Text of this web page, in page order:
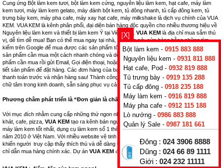
Cung ứng Bột làm kem tươi, bột làm kem cứng, nguyên liệu làm kem, hạt cafe, máy làm
kem tươi, máy làm kem gelato, máy đánh bột kem, tủ đông nhanh, tủ cấp đông kem, tủ
trưng bày kem, máy pha cafe, máy xay hạt cafe, máy milkshake là dịch vụ chính của VUA
KEM. VUA KEM là kênh phân phối, đại diện bán hàng độc quyền cho nhiều thương hiệu về
Nguyên liệu làm kem và thiết bị làm kem Ý tại Việt Nam. VUA KEM là địa chỉ mua sắm thú
vị, dễ tìm dễ mua! Bạn có thể mua ngay tại nhà, tại công sở, cửa hàng bằng những tìm
kiếm trên Google để mua được các sản phẩm tốt nhất. TạiVUA KEM! Bạn luôn tìm được
sản phẩm cần mua một cách nhanh chóng và dễ dàng. Lướt web, đọc thông tin, xem sản
phẩm cần mua rồi gửi Email, Gọi điện thoại, hoặc kích chuột vào mục đăt hàng trong chi
tiết sản phẩm để đặt hàng. Các đơn hàng của bạn sẽ đượcVUA KEMxử lý nhanh nhất,
thanh toán trước và nhận hàng sau! Thành công
VUA KEMhôm nay là nhờ vào chữ tín,
chữ tâm trong kinh doanh, sẵn sàng phục vụ cả tuần cho tất cả các thượng đế !
Phương châm phát triển là “Đơn giản là chất lượng”!
Với mục đích nhằm cung cấp những thứ ngon nhất, tốt nhất cho ngành kem, đồ uống giải
khát, cafe, pizza, VUA KEM tạo ra kênh bán nguyên liệu kem ngon, bột làm kem tốt nhất,
máy làm kem tốt nhất, dụng cụ làm kem số 1 thế giới, được hình thành và xây dựng từ
năm 2010 ở Việt Nam. Với nhiều website vệ tinh chạy trên mọi thiết bị PC, di dộng, tab…
khiến người truy cập thấy thích thú và dễ dàng tìm kiếm sản phẩm khi cần thiết, bản đồ
chỉ dẫn mua hàng chính xác. Dự án VUA KEM được phát triển bởiTADAVINA.
[X]
Bột làm kem - 0915 883 888
Nguyên liệu kem - 0931 811 888
Hạt cafe, Pod - 0932 819 888
Tủ trưng bày - 0919 135 288
Tủ cấp đông - 0918 235 188
Máy làm kem - 0916 819 888
Máy pha cafe - 0912 115 188
Lò nướng - 0986 883 888
Quản lý Sale - 0987 181 661
Đông : 024 3906 8888
Dũng : 024 66 89 1111
Giới : 024 232 11111